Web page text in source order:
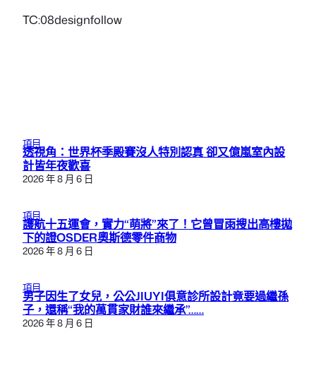
TC:08designfollow
項目
透視角：世界杯季殿賽沒人特別認真 卻又億嵐室內設
計皆年夜歡喜
2026 年 8 月 6 日
項目
護航十五運會，實力“萌將”來了！它曾冒雨搜出高樓拋
下的證OSDER奧斯德零件商物
2026 年 8 月 6 日
項目
男子因生了女兒，公公JIUYI俱意診所設計竟要過繼孫
子，還稱“我的萬貫家財誰來繼承”……
2026 年 8 月 6 日